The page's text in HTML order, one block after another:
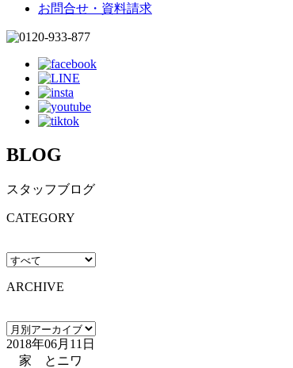
お問合せ・資料請求
BLOG
スタッフブログ
CATEGORY
ARCHIVE
2018年06月11日
家 とニワ